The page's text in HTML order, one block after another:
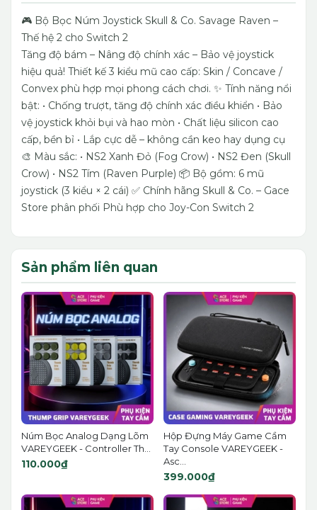
🎮 Bộ Bọc Núm Joystick Skull & Co. Savage Raven –
Thế hệ 2 cho Switch 2
Tăng độ bám – Nâng độ chính xác – Bảo vệ joystick
hiệu quả! Thiết kế 3 kiểu mũ cao cấp: Skin / Concave /
Convex phù hợp mọi phong cách chơi. ✨ Tính năng nổi
bật: • Chống trượt, tăng độ chính xác điều khiển • Bảo
vệ joystick khỏi bụi và hao mòn • Chất liệu silicon cao
cấp, bền bỉ • Lắp cực dễ – không cần keo hay dụng cụ
🎨 Màu sắc: • NS2 Xanh Đỏ (Fog Crow) • NS2 Đen (Skull
Crow) • NS2 Tím (Raven Purple) 📦 Bộ gồm: 6 mũ
joystick (3 kiểu × 2 cái) ✅ Chính hãng Skull & Co. – Gace
Store phân phối Phù hợp cho Joy-Con Switch 2
Sản phẩm liên quan
Núm Bọc Analog Dạng Lõm
VAREYGEEK - Controller Th...
110.000₫
Hộp Đựng Máy Game Cầm
Tay Console VAREYGEEK -
Asc...
399.000₫